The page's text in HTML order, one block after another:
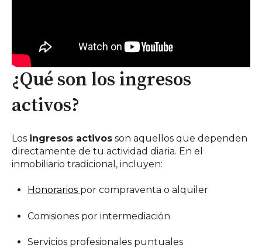
¿Qué son los ingresos
activos?
Los ingresos activos son aquellos que dependen
directamente de tu actividad diaria. En el
inmobiliario tradicional, incluyen:
Honorarios por compraventa o alquiler
Comisiones por intermediación
Servicios profesionales puntuales